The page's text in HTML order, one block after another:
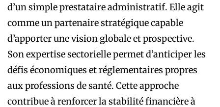
d’un simple prestataire administratif. Elle agit
comme un partenaire stratégique capable
d’apporter une vision globale et prospective.
Son expertise sectorielle permet d’anticiper les
défis économiques et réglementaires propres
aux professions de santé. Cette approche
contribue à renforcer la stabilité financière à